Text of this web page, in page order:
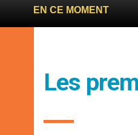
EN CE MOMENT
« Allons-y ! Let’s go ! »
Les